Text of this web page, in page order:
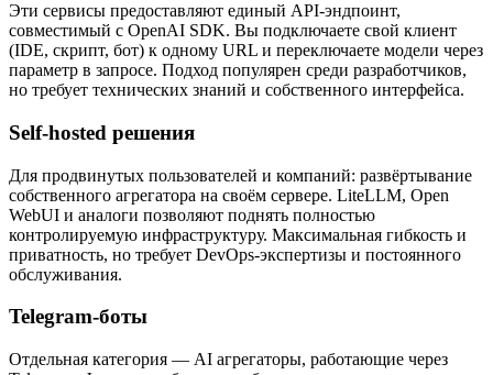
Эти сервисы предоставляют единый API-эндпоинт,
совместимый с OpenAI SDK. Вы подключаете свой клиент
(IDE, скрипт, бот) к одному URL и переключаете модели через
параметр в запросе. Подход популярен среди разработчиков,
но требует технических знаний и собственного интерфейса.
Self-hosted решения
Для продвинутых пользователей и компаний: развёртывание
собственного агрегатора на своём сервере. LiteLLM, Open
WebUI и аналоги позволяют поднять полностью
контролируемую инфраструктуру. Максимальная гибкость и
приватность, но требует DevOps-экспертизы и постоянного
обслуживания.
Telegram-боты
Отдельная категория — AI агрегаторы, работающие через